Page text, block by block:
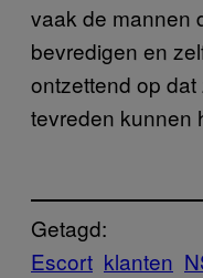
vaak de mannen
bevredigen en
ontzettend op
tevreden kunnen
Getagd:
Escort klanten